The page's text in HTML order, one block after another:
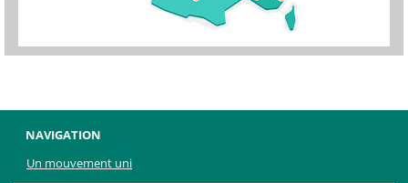
NAVIGATION
Un mouvement uni